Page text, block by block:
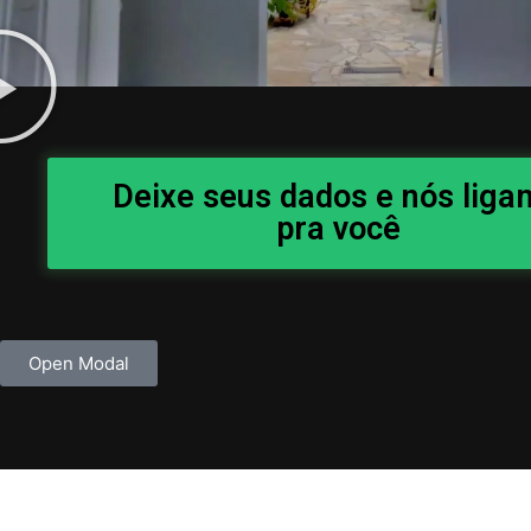
Deixe seus dados e nós
pra você
Open Modal